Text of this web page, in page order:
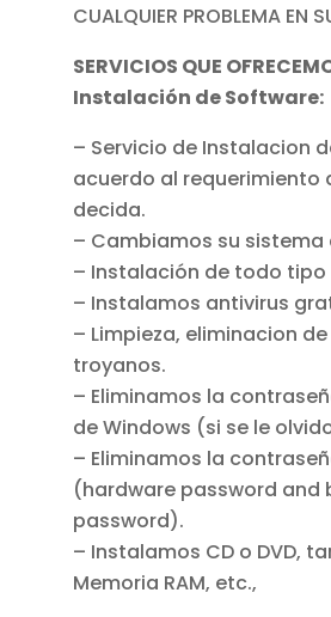
CUALQUIER PROBLEMA EN
SERVICIOS QUE
Instalación de Software:
– Servicio de Instalacion
acuerdo al requerimiento
decida.
– Cambiamos su sistema
– Instalación de todo tipo
– Instalamos antivirus
– Limpieza, eliminacion
troyanos.
– Eliminamos la
de Windows (si se le
– Eliminamos la
(hardware password and
password).
– Instalamos CD o DVD,
Memoria RAM, etc.,